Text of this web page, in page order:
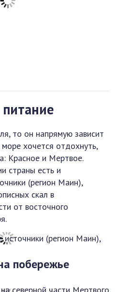
то он напрямую зависит
хочется отдохнуть,
Красное и Мертвое.
страны есть и
(регион Маин),
скал в
от восточного
побережье